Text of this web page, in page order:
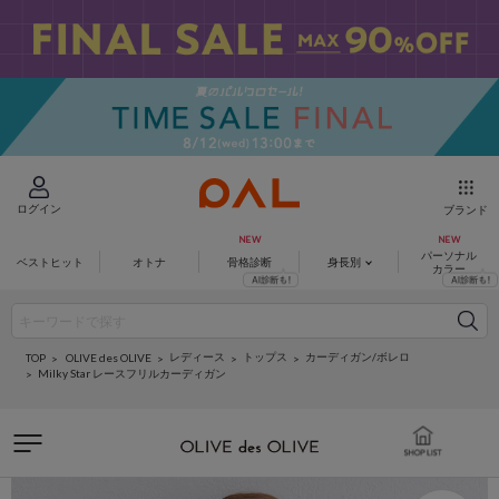
ログイン ブランド
ベストヒット オトナ 骨格診断 身長別
パーソナル
カラー
TOP OLIVE des OLIVE レディース トップス
カーディガン/ボレロ
Milky Star レースフリルカーディガン